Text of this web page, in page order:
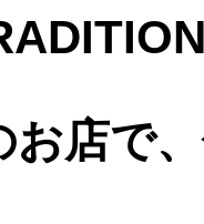
お店で